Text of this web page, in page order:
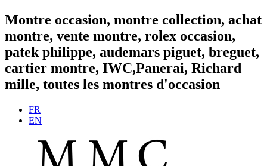
Montre occasion, montre collection, achat
montre, vente montre, rolex occasion,
patek philippe, audemars piguet, breguet,
cartier montre, IWC,Panerai, Richard
mille, toutes les montres d'occasion
FR
EN